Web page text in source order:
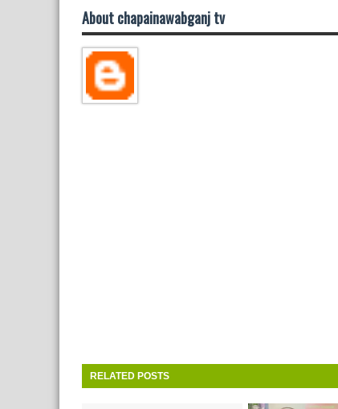
About chapainawabganj tv
RELATED POSTS